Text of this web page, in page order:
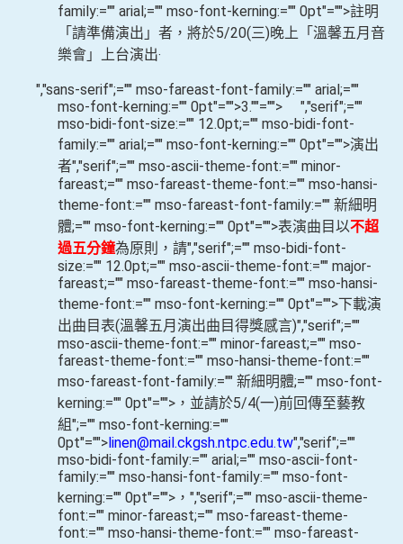
family:="" arial;="" mso-font-kerning:="" 0pt"="">註明
「請準備演出」者，將於5/20(三)晚上「溫馨五月音
樂會」上台演出‧
","sans-serif";="" mso-fareast-font-family:="" arial;=""
mso-font-kerning:="" 0pt"="">3.""=""> ","serif";=""
mso-bidi-font-size:="" 12.0pt;="" mso-bidi-font-
family:="" arial;="" mso-font-kerning:="" 0pt"="">演出
者","serif";="" mso-ascii-theme-font:="" minor-
fareast;="" mso-fareast-theme-font:="" mso-hansi-
theme-font:="" mso-fareast-font-family:="" 新細明
體;="" mso-font-kerning:="" 0pt"="">表演曲目以不超
過五分鐘為原則，請","serif";="" mso-bidi-font-
size:="" 12.0pt;="" mso-ascii-theme-font:="" major-
fareast;="" mso-fareast-theme-font:="" mso-hansi-
theme-font:="" mso-font-kerning:="" 0pt"="">下載演
出曲目表(溫馨五月演出曲目得獎感言)","serif";=""
mso-ascii-theme-font:="" minor-fareast;="" mso-
fareast-theme-font:="" mso-hansi-theme-font:=""
mso-fareast-font-family:="" 新細明體;="" mso-font-
kerning:="" 0pt"=""> ，並請於5/4(一)前回傳至藝教
組";="" mso-font-kerning:=""
0pt"="">linen@mail.ckgsh.ntpc.edu.tw","serif";=""
mso-bidi-font-family:="" arial;="" mso-ascii-font-
family:="" mso-hansi-font-family:="" mso-font-
kerning:="" 0pt"="">， ","serif";="" mso-ascii-theme-
font:="" minor-fareast;="" mso-fareast-theme-
font:="" mso-hansi-theme-font:="" mso-fareast-